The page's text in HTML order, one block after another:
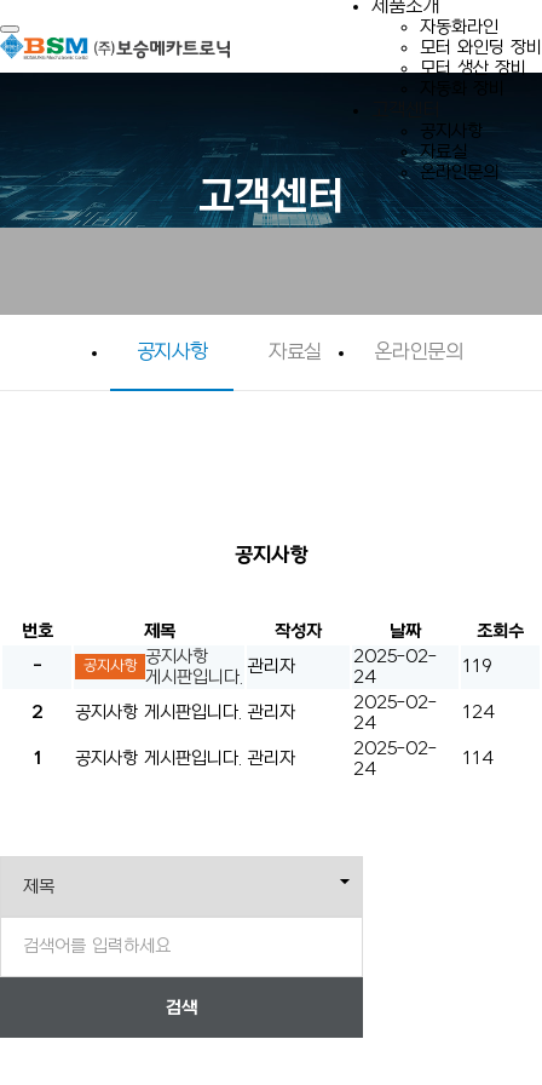
Toggle navigation
제품소개
자동화라인
모터 와인딩 장비
모터 생산 장비
공지사항
자료실
온라인문의
고객센터
공지사항 자료실 온라인문의
공지사항
번호 제목 작성자 날짜
조회수
-
공지사항
공지사항
게시판입니다.
관리자
2025-02-
24
119
2 공지사항 게시판입니다. 관리자
2025-02-
24
124
1 공지사항 게시판입니다. 관리자
2025-02-
24
114
검색